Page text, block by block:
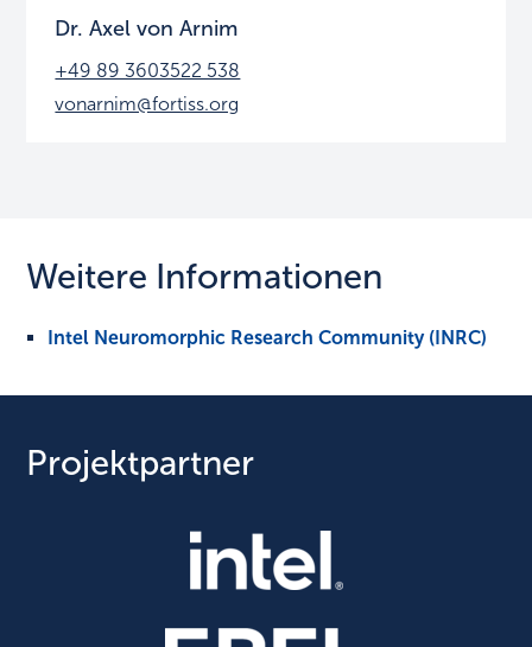
Dr. Axel von Arnim
+49 89 3603522 538
vonarnim@fortiss.org
Weitere Informationen
Intel Neuromorphic Research Community (INRC)
Projektpartner